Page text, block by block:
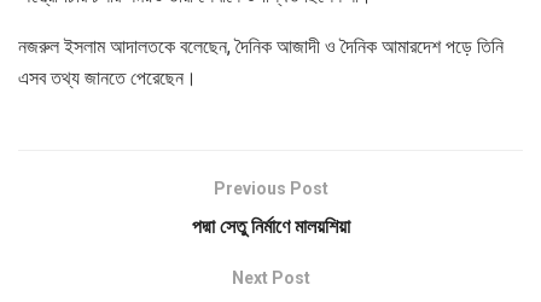
নজরুল ইসলাম আদালতকে বলেছেন, দৈনিক আজাদী ও দৈনিক আমারদেশ পড়ে তিনি
এসব তথ্য জানতে পেরেছেন।
Previous Post
পদ্মা সেতু নির্মাণে মালয়শিয়া
Next Post